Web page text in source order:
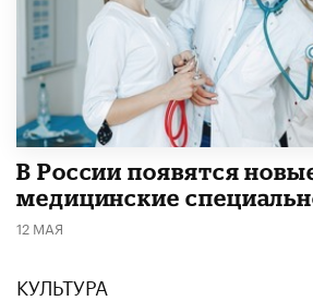
В России появятся
медицинские
12 МАЯ
КУЛЬТУРА